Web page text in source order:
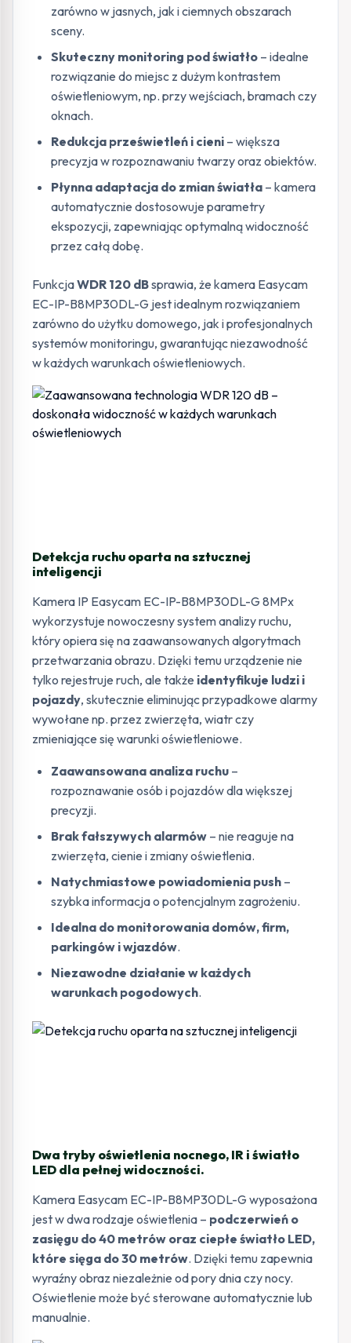
zarówno w jasnych, jak i ciemnych obszarach
sceny.
Skuteczny monitoring pod światło – idealne
rozwiązanie do miejsc z dużym kontrastem
oświetleniowym, np. przy wejściach, bramach czy
oknach.
Redukcja prześwietleń i cieni – większa
precyzja w rozpoznawaniu twarzy oraz obiektów.
Płynna adaptacja do zmian światła – kamera
automatycznie dostosowuje parametry
ekspozycji, zapewniając optymalną widoczność
przez całą dobę.
FunkcjaWDR 120 dBsprawia, że kamera Easycam
EC-IP-B8MP30DL-G jest idealnym rozwiązaniem
zarówno do użytku domowego, jak i profesjonalnych
systemów monitoringu, gwarantując niezawodność
w każdych warunkach oświetleniowych.
Detekcja ruchu oparta na sztucznej
inteligencji
Kamera IP Easycam EC-IP-B8MP30DL-G 8MPx
wykorzystuje nowoczesny system analizy ruchu,
który opiera się na zaawansowanych algorytmach
przetwarzania obrazu. Dzięki temu urządzenie nie
tylko rejestruje ruch, ale także identyfikuje ludzi i
pojazdy, skutecznie eliminując przypadkowe alarmy
wywołane np. przez zwierzęta, wiatr czy
zmieniające się warunki oświetleniowe.
Zaawansowana analiza ruchu –
rozpoznawanie osób i pojazdów dla większej
precyzji.
Brak fałszywych alarmów – nie reaguje na
zwierzęta, cienie i zmiany oświetlenia.
Natychmiastowe powiadomienia push –
szybka informacja o potencjalnym zagrożeniu.
Idealna do monitorowania domów, firm,
parkingów i wjazdów.
Niezawodne działanie w każdych
warunkach pogodowych.
Dwa tryby oświetlenia nocnego, IR i światło
LED dla pełnej widoczności.
Kamera Easycam EC-IP-B8MP30DL-G wyposażona
jest w dwa rodzaje oświetlenia – podczerwień o
zasięgu do 40 metrów oraz ciepłe światło LED,
które sięga do 30 metrów. Dzięki temu zapewnia
wyraźny obraz niezależnie od pory dnia czy nocy.
Oświetlenie może być sterowane automatycznie lub
manualnie.